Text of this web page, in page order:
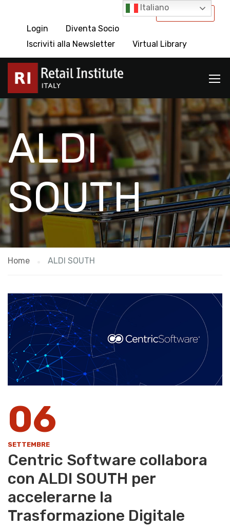
International
Login
Diventa Socio
Iscriviti alla Newsletter
Virtual Library
ALDI
SOUTH
Home ALDI SOUTH
06
SETTEMBRE
Centric Software collabora
con ALDI SOUTH per
accelerarne la
Trasformazione Digitale
Italiano